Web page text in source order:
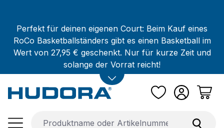
Perfekt für deinen eigenen Court: Beim Kauf eines
RoCo Basketballständers gibt es einen Basketball im
Wert von 27,95 € geschenkt. Nur für kurze Zeit und
solange der Vorrat reicht!